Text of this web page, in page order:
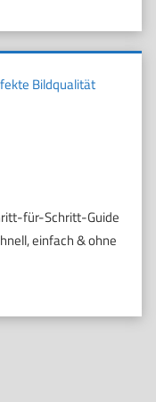
Bildqualität
für-Schritt-Guide
einfach & ohne